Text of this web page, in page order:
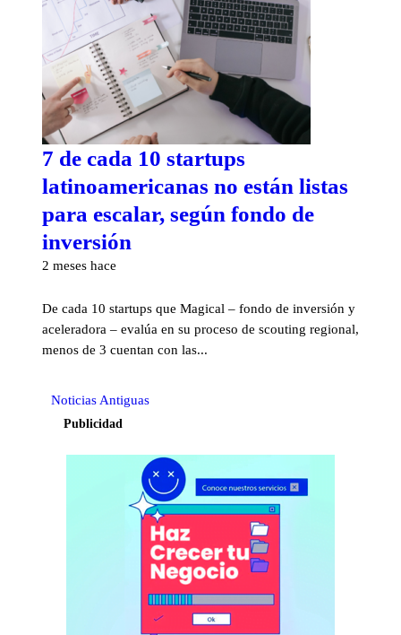
7 de cada 10 startups
latinoamericanas no están listas
para escalar, según fondo de
inversión
2 meses hace
De cada 10 startups que Magical – fondo de inversión y
aceleradora – evalúa en su proceso de scouting regional,
menos de 3 cuentan con las...
Noticias Antiguas
Publicidad